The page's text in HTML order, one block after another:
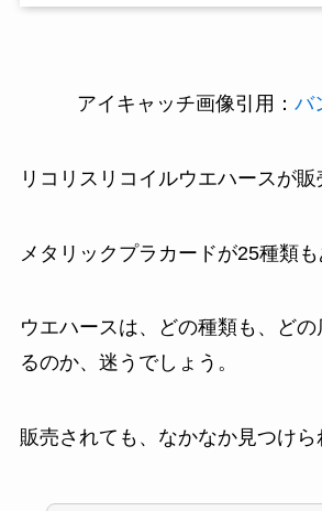
アイキャッチ画像引用：バ
リコリスリコイルウエハースが販
メタリックプラカードが25種類も
ウエハースは、どの種類も、ど
るのか、迷うでしょう。
販売されても、なかなか見つけら